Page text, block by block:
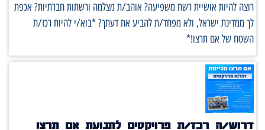
רוצה להיות אושיית רשת משפיעה? אוהב/ת מצלמה ורשתות חברתיות? אכפת
לך ממדינת ישראל, ולא מפחד/ת להביע את דעתך? *בוא/י להיות רכז/ת
השטח של אם תרצו!*
דרוש/ה רכז/ת פרויקטים לתנועת אם תרצו